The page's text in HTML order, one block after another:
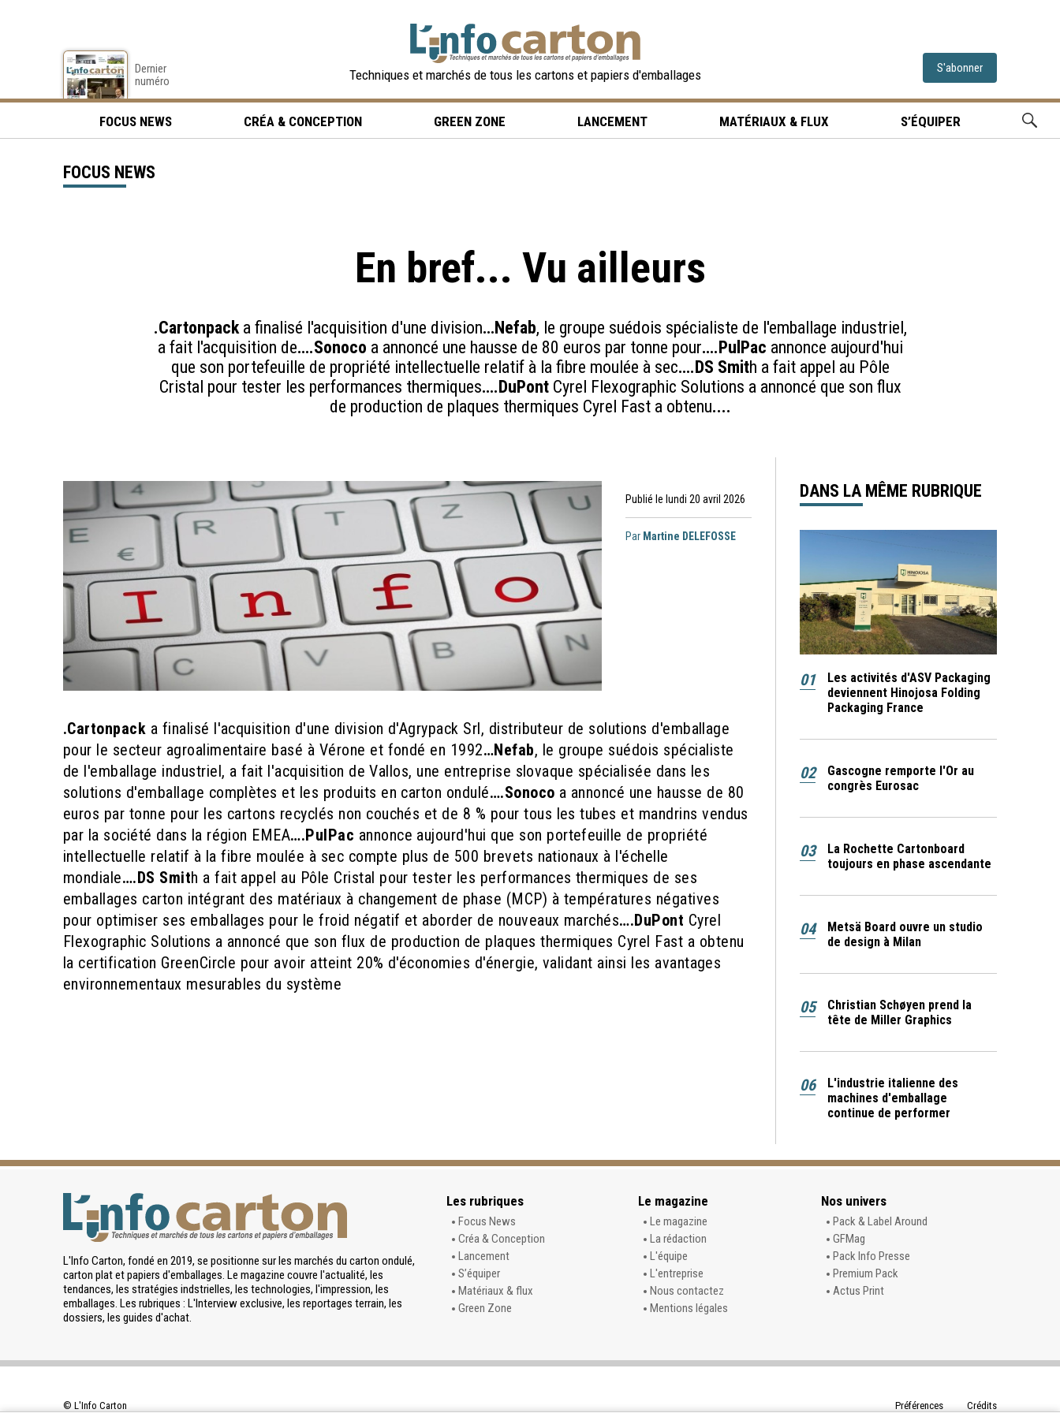
Dernier
numéro
Techniques et marchés de tous les cartons et papiers d'emballages S'abonner
FOCUS NEWS CRÉA & CONCEPTION GREEN ZONE LANCEMENT MATÉRIAUX & FLUX S’ÉQUIPER
En bref... Vu ailleurs
.Cartonpacka finalisé l'acquisition d'une division…Nefab, le groupe suédois spécialiste de l'emballage industriel,
a fait l'acquisition de….Sonoco a annoncé une hausse de 80 euros par tonne pour….PulPac annonce aujourd'hui
que son portefeuille de propriété intellectuelle relatif à la fibre moulée à sec….DS Smith a fait appel au Pôle
Cristal pour tester les performances thermiques….DuPont Cyrel Flexographic Solutions a annoncé que son flux
de production de plaques thermiques Cyrel Fast a obtenu....
FOCUS NEWS
Publié le lundi 20 avril 2026
Par Martine DELEFOSSE
.Cartonpack a finalisé l'acquisition d'une division d'Agrypack Srl, distributeur de solutions d'emballage
pour le secteur agroalimentaire basé à Vérone et fondé en 1992…Nefab, le groupe suédois spécialiste
de l'emballage industriel, a fait l'acquisition de Vallos, une entreprise slovaque spécialisée dans les
solutions d'emballage complètes et les produits en carton ondulé….Sonoco a annoncé une hausse de 80
euros par tonne pour les cartons recyclés non couchés et de 8 % pour tous les tubes et mandrins vendus
par la société dans la région EMEA….PulPac annonce aujourd'hui que son portefeuille de propriété
intellectuelle relatif à la fibre moulée à sec compte plus de 500 brevets nationaux à l'échelle
mondiale….DS Smith a fait appel au Pôle Cristal pour tester les performances thermiques de ses
emballages carton intégrant des matériaux à changement de phase (MCP) à températures négatives
pour optimiser ses emballages pour le froid négatif et aborder de nouveaux marchés….DuPont Cyrel
Flexographic Solutions a annoncé que son flux de production de plaques thermiques Cyrel Fast a obtenu
la certification GreenCircle pour avoir atteint 20% d'économies d'énergie, validant ainsi les avantages
environnementaux mesurables du système
DANS LA MÊME RUBRIQUE
01
Les activités d'ASV Packaging
deviennent Hinojosa Folding
Packaging France
02
Gascogne remporte l'Or au
congrès Eurosac
03
La Rochette Cartonboard
toujours en phase ascendante
04
Metsä Board ouvre un studio
de design à Milan
05
Christian Schøyen prend la
tête de Miller Graphics
06
L'industrie italienne des
machines d'emballage
continue de performer
L'Info Carton, fondé en 2019, se positionne sur les marchés du carton ondulé,
carton plat et papiers d'emballages. Le magazine couvre l'actualité, les
tendances, les stratégies indstrielles, les technologies, l'impression, les
emballages. Les rubriques : L'Interview exclusive, les reportages terrain, les
dossiers, les guides d'achat.
Les rubriques
Focus News
Créa & Conception
Lancement
S’équiper
Matériaux & flux
Green Zone
Le magazine
Le magazine
La rédaction
L'équipe
L'entreprise
Nous contactez
Mentions légales
Nos univers
Pack & Label Around
GFMag
Pack Info Presse
Premium Pack
Actus Print
© L'Info Carton Préférences Crédits